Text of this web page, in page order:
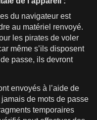
du navigateur est
au matériel renvoyé.
les pirates de voler
même s’ils disposent
de passe, ils devront
envoyés à l’aide de
de mots de passe
temporaires